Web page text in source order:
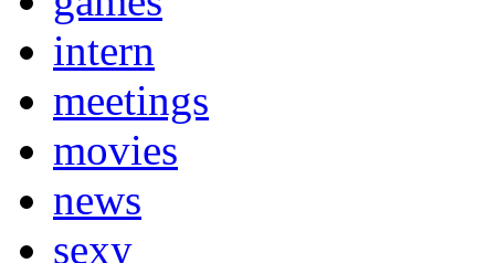
intern
meetings
movies
news
sexy